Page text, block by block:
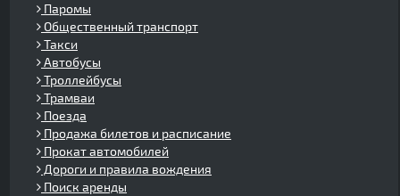
Паромы
Общественный транспорт
Такси
Автобусы
Троллейбусы
Трамваи
Поезда
Продажа билетов и расписание
Прокат автомобилей
Дороги и правила вождения
Поиск аренды